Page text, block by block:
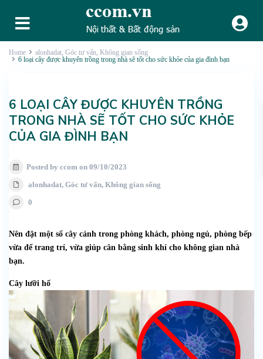
Home alonhadat, Góc tư vấn, Không gian sống
6 loại cây được khuyên trồng trong nhà sẽ tốt cho sức khỏe của gia đình bạn
6 LOẠI CÂY ĐƯỢC KHUYÊN TRỒNG
TRONG NHÀ SẼ TỐT CHO SỨC KHỎE
CỦA GIA ĐÌNH BẠN
Posted by ccom on 09/10/2023
alonhadat, Góc tư vấn, Không gian sống
0
Nên đặt một số cây cảnh trong phòng khách, phòng ngủ, phòng bếp
vừa để trang trí, vừa giúp cân bằng sinh khí cho không gian nhà
bạn.
Cây lưỡi hổ